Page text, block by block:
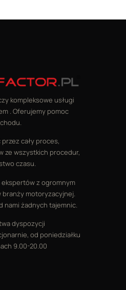
kompleksowe usługi
. Oferujemy pomoc
cały proces,
ze wszystkich procedur,
czasu.
z ogromnym
branży motoryzacyjnej.
nami żadnych tajemnic.
dyspozycji
od poniedziałku
9.00-20.00